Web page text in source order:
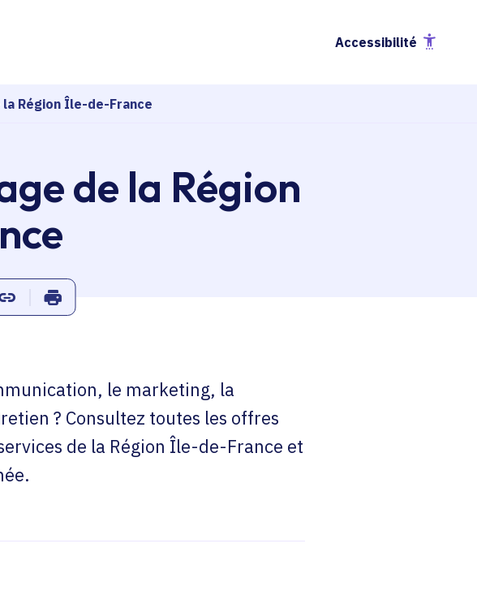
Accessibilité
Région Île-de-France
de la Région
Twitter
sur Linkedin
Copier dans le presse-papier
Imprimer
le marketing, la
? Consultez toutes les offres
de la Région Île-de-France et